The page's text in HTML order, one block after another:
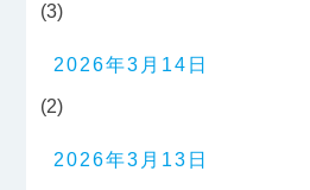
(3)
2026年3月14日
(2)
2026年3月13日